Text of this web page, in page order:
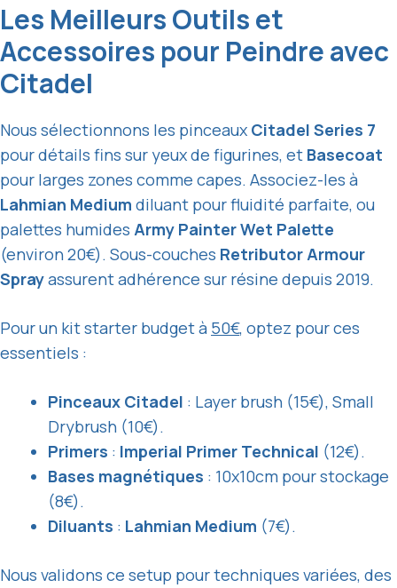
Les Meilleurs Outils et
Accessoires pour Peindre avec
Citadel
Nous sélectionnons les pinceaux Citadel Series 7
pour détails fins sur yeux de figurines, et Basecoat
pour larges zones comme capes. Associez-les à
Lahmian Medium diluant pour fluidité parfaite, ou
palettes humides Army Painter Wet Palette
(environ 20€). Sous-couches Retributor Armour
Sprayassurent adhérence sur résine depuis 2019.
Pour un kit starter budget à 50€, optez pour ces
essentiels :
Pinceaux Citadel : Layer brush (15€), Small
Drybrush (10€).
Primers : Imperial Primer Technical (12€).
Bases magnétiques : 10x10cm pour stockage
(8€).
Diluants : Lahmian Medium (7€).
Nous validons ce setup pour techniques variées, des